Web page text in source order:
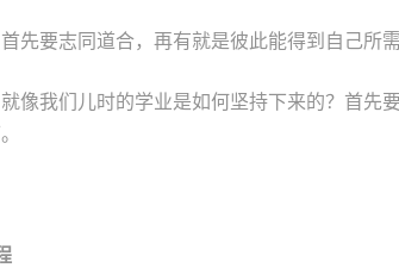
先要志同道合，再有就是彼此能得到自己所
像我们儿时的学业是如何坚持下来的？首先